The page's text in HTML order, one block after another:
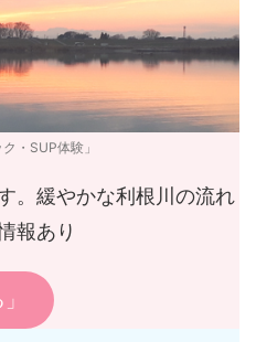
ク・SUP体験」
。緩やかな利根川の流れ
報あり